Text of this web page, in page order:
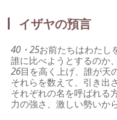
イザヤの預言
40・25お前たちはわたし
誰に比べようとするのか
26目を高く上げ、誰が天
それらを数えて、引き出
それぞれの名を呼ばれる
力の強さ、激しい勢いか